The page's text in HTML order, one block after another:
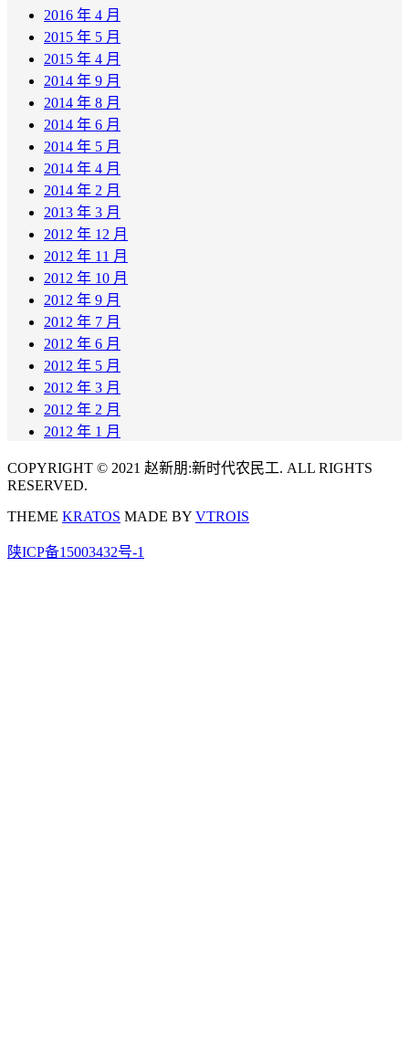
2016 年 4 月
2015 年 5 月
2015 年 4 月
2014 年 9 月
2014 年 8 月
2014 年 6 月
2014 年 5 月
2014 年 4 月
2014 年 2 月
2013 年 3 月
2012 年 12 月
2012 年 11 月
2012 年 10 月
2012 年 9 月
2012 年 7 月
2012 年 6 月
2012 年 5 月
2012 年 3 月
2012 年 2 月
2012 年 1 月
COPYRIGHT © 2021 赵新朋:新时代农民工. ALL RIGHTS
RESERVED.
THEME KRATOS MADE BY VTROIS
陕ICP备15003432号-1